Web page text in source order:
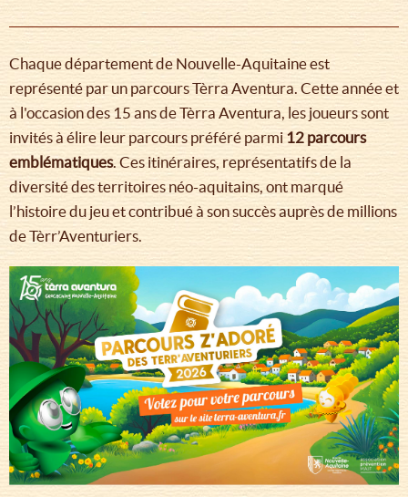
Chaque département de Nouvelle-Aquitaine est
représenté par un parcours Tèrra Aventura. Cette année et
à l'occasion des 15 ans de Tèrra Aventura, les joueurs sont
invités à élire leur parcours préféré parmi 12 parcours
emblématiques. Ces itinéraires, représentatifs de la
diversité des territoires néo-aquitains, ont marqué
l’histoire du jeu et contribué à son succès auprès de millions
de Tèrr’Aventuriers.